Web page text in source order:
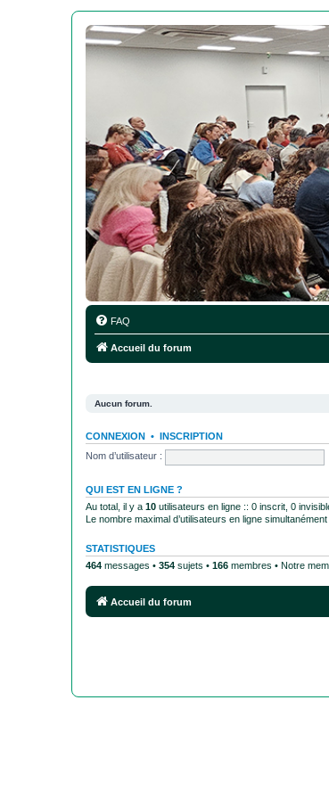
FAQ
Accueil du forum
Aucun forum.
CONNEXION • INSCRIPTION
Nom d’utilisateur :
QUI EST EN LIGNE ?
Au total, il y a 10 utilisateurs en ligne :: 0 inscrit, 0
Le nombre maximal d’utilisateurs en ligne
STATISTIQUES
464 messages • 354 sujets • 166 membres • Notre
Accueil du forum